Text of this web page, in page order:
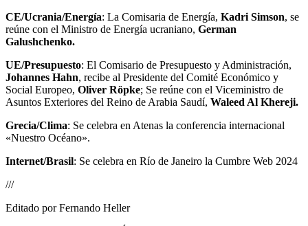
CE/Ucrania/Energía: La Comisaria de Energía, Kadri Simson, se
reúne con el Ministro de Energía ucraniano, German
Galushchenko.
UE/Presupuesto: El Comisario de Presupuesto y Administración,
Johannes Hahn, recibe al Presidente del Comité Económico y
Social Europeo, Oliver Röpke; Se reúne con el Viceministro de
Asuntos Exteriores del Reino de Arabia Saudí, Waleed Al Khereji.
Grecia/Clima: Se celebra en Atenas la conferencia internacional
«Nuestro Océano».
Internet/Brasil: Se celebra en Río de Janeiro la Cumbre Web 2024
///
Editado por Fernando Heller